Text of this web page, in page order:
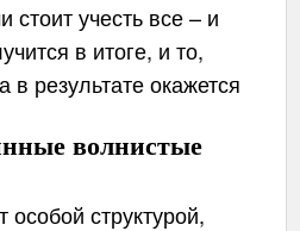
стоит учесть все – и
в итоге, и то,
в результате окажется
волнистые
структурой,